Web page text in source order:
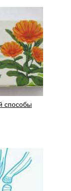
способы